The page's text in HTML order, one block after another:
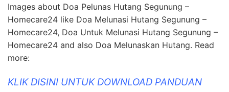
Images about Doa Pelunas Hutang Segunung –
Homecare24 like Doa Melunasi Hutang Segunung –
Homecare24, Doa Untuk Melunasi Hutang Segunung –
Homecare24 and also Doa Melunaskan Hutang. Read
more:
KLIK DISINI UNTUK DOWNLOAD PANDUAN